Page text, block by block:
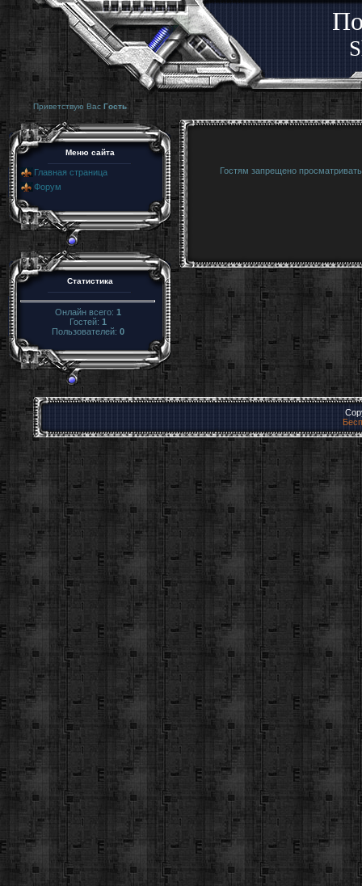
Приветствую Вас Гость
Меню сайта
Главная страница
Форум
Статистика
Онлайн всего: 1
Гостей: 1
Пользователей: 0
Гостям запрещено